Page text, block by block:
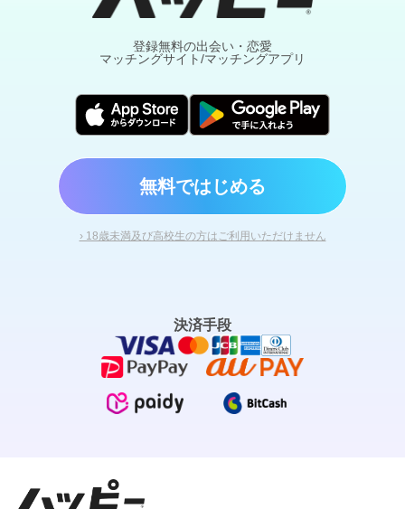
登録無料の出会い・恋愛
マッチングサイト/マッチングアプリ
無料ではじめる
› 18歳未満及び高校生の方はご利用いただけません
決済手段